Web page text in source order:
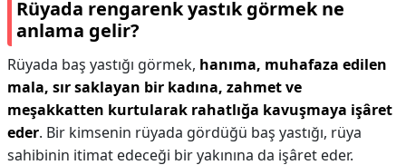
Rüyada rengarenk yastık görmek ne
anlama gelir?
Rüyada baş yastığı görmek, hanıma, muhafaza edilen
mala, sır saklayan bir kadına, zahmet ve
meşakkatten kurtularak rahatlığa kavuşmaya işâret
eder. Bir kimsenin rüyada gördüğü baş yastığı, rüya
sahibinin itimat edeceği bir yakınına da işâret eder.